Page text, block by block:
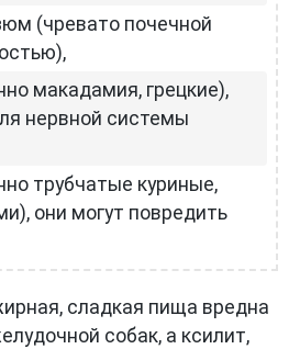
(чревато почечной
макадамия, грецкие),
нервной системы
трубчатые куриные,
они могут повредить
сладкая пища вредна
собак, а ксилит,